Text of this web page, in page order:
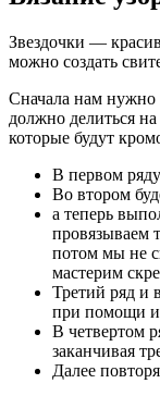
Звездочки —
можно создать
Сначала нам нужно
должно делиться
которые будут
В первом
Во втором
а теперь
провязываем
потом мы не
мастерим
Третий ряд и
при помощи
В четвертом
заканчивая
Далее